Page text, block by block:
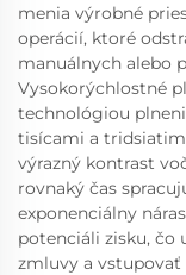
menia výrobné
operácií, ktoré
manuálnych alebo
Vysokorýchlostné
technológiou
tisícami a
výrazný kontrast
rovnaký čas
exponenciálny
potenciáli zisku, čo
zmluvy a vstupovať